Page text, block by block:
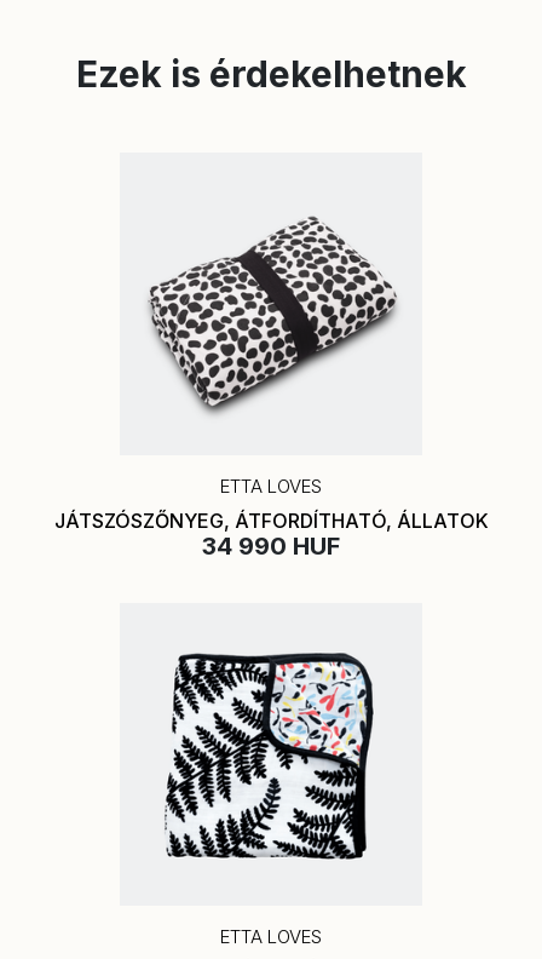
Ezek is érdekelhetnek
ETTA LOVES
JÁTSZÓSZŐNYEG, ÁTFORDÍTHATÓ, ÁLLATOK
34 990 HUF
ETTA LOVES